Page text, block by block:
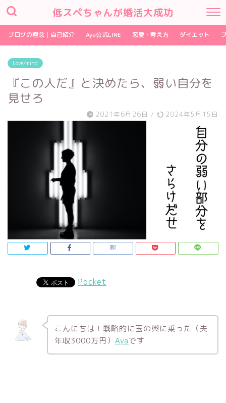
低スペちゃんが婚活大成功
ブログの理念｜自己紹介 Aya公式LINE 恋愛・考え方 ダイエット
Love/mind
『この人だ』と決めたら、弱い自分を
見せろ
2021年6月26日 / 2024年5月15日
Pocket
こんにちは！戦略的に玉の輿に乗った（夫
年収3000万円） Ayaです